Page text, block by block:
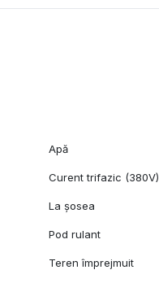
Apă
Curent trifazic (380V)
La șosea
Pod rulant
Teren împrejmuit